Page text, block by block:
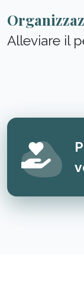
Alleviare il